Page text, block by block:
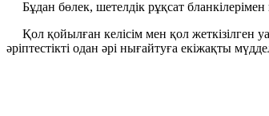
Бұдан бөлек, шетелдік рұқсат бланкілерімен
Қол қойылған келісім мен қол жеткізілген
әріптестікті одан әрі нығайтуға екіжақты